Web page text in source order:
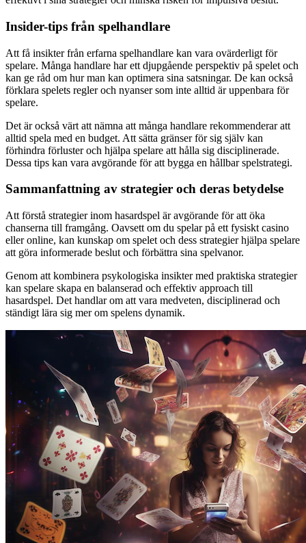
Insider-tips från spelhandlare
Att få insikter från erfarna spelhandlare kan vara ovärderligt för
spelare. Många handlare har ett djupgående perspektiv på spelet och
kan ge råd om hur man kan optimera sina satsningar. De kan också
förklara spelets regler och nyanser som inte alltid är uppenbara för
spelare.
Det är också värt att nämna att många handlare rekommenderar att
alltid spela med en budget. Att sätta gränser för sig själv kan
förhindra förluster och hjälpa spelare att hålla sig disciplinerade.
Dessa tips kan vara avgörande för att bygga en hållbar spelstrategi.
Sammanfattning av strategier och deras betydelse
Att förstå strategier inom hasardspel är avgörande för att öka
chanserna till framgång. Oavsett om du spelar på ett fysiskt casino
eller online, kan kunskap om spelet och dess strategier hjälpa spelare
att göra informerade beslut och förbättra sina spelvanor.
Genom att kombinera psykologiska insikter med praktiska strategier
kan spelare skapa en balanserad och effektiv approach till
hasardspel. Det handlar om att vara medveten, disciplinerad och
ständigt lära sig mer om spelens dynamik.